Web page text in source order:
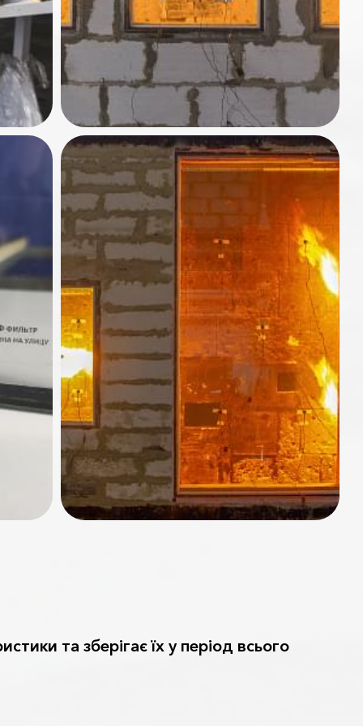
та зберігає їх у період всього